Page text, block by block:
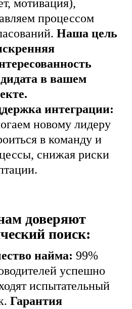
мотивация),
процессом
Наша цель
в вашем
интеграции:
новому лидеру
в команду и
снижая риски
доверяют
поиск:
найма: 99%
успешно
испытательный
Гарантия